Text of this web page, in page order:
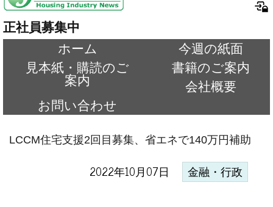
正社員募集中
ホーム
今週の紙面
見本紙・購読のご
案内
書籍のご案内
会社概要
お問い合わせ
LCCM住宅支援2回目募集、省エネで140万円補助
2022年10月07日 金融・行政